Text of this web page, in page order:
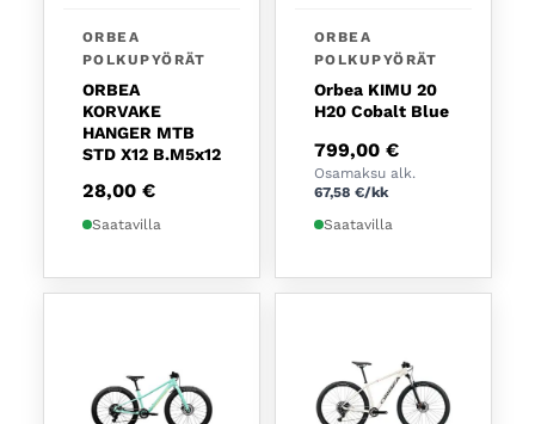
ORBEA
POLKUPYÖRÄT
ORBEA
KORVAKE
HANGER MTB
STD X12 B.M5x12
28,00 €
Saatavilla
ORBEA
POLKUPYÖRÄT
Orbea KIMU 20
H20 Cobalt Blue
799,00 €
Osamaksu alk.
67,58 €/kk
Saatavilla